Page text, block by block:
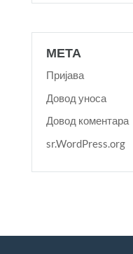
МЕТА
Пријава
Довод уноса
Довод коментара
sr.WordPress.org